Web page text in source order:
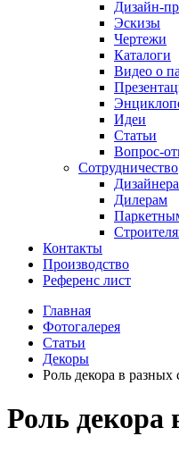
Дизайн-
Эскизы
Чертежи
Каталоги
Видео о
Идеи
Статьи
Вопрос-
Сотрудничество
Дилерам
Контакты
Производство
Референс лист
Главная
Фотогалерея
Статьи
Декоры
Роль декора в разных
Роль декора